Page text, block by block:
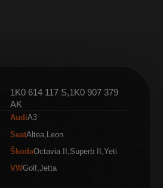
1K0 614 117 S,1K0 907 379
AK
AudiA3
SeatAltea Leon
ŠkodaOctavia II Superb II
Yeti
VWGolf Jetta